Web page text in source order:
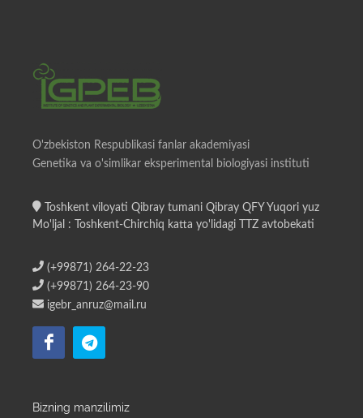
O'zbekiston Respublikasi fanlar akademiyasi
Genetika va o'simlikar eksperimental biologiyasi instituti
Toshkent viloyati Qibray tumani Qibray QFY Yuqori yuz
Mo'ljal : Toshkent-Chirchiq katta yo'lidagi TTZ avtobekati
(+99871) 264-22-23
(+99871) 264-23-90
igebr_anruz@mail.ru
Bizning manzilimiz